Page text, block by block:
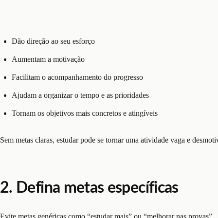
Dão direção ao seu esforço
Aumentam a motivação
Facilitam o acompanhamento do progresso
Ajudam a organizar o tempo e as prioridades
Tornam os objetivos mais concretos e atingíveis
Sem metas claras, estudar pode se tornar uma atividade vaga e
2. Defina metas específicas
Evite metas genéricas como “estudar mais” ou “melhorar nas provas”.